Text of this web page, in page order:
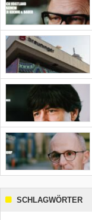
SCHLAGWÖRTER